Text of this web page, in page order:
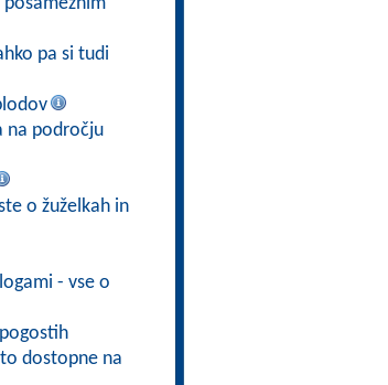
pa si tudi
na področju
o žuželkah in
- vse o
dostopne na